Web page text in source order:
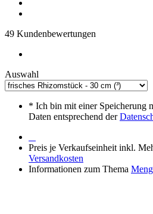
49 Kundenbewertungen
Auswahl
* Ich bin mit einer Speicherung
Daten entsprechend der
Preis je Verkaufseinheit inkl.
Versandkosten
Informationen zum Thema